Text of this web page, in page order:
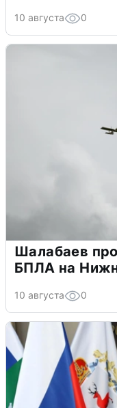
10 августа 0
Шалабаев
БПЛА на
10 августа 0